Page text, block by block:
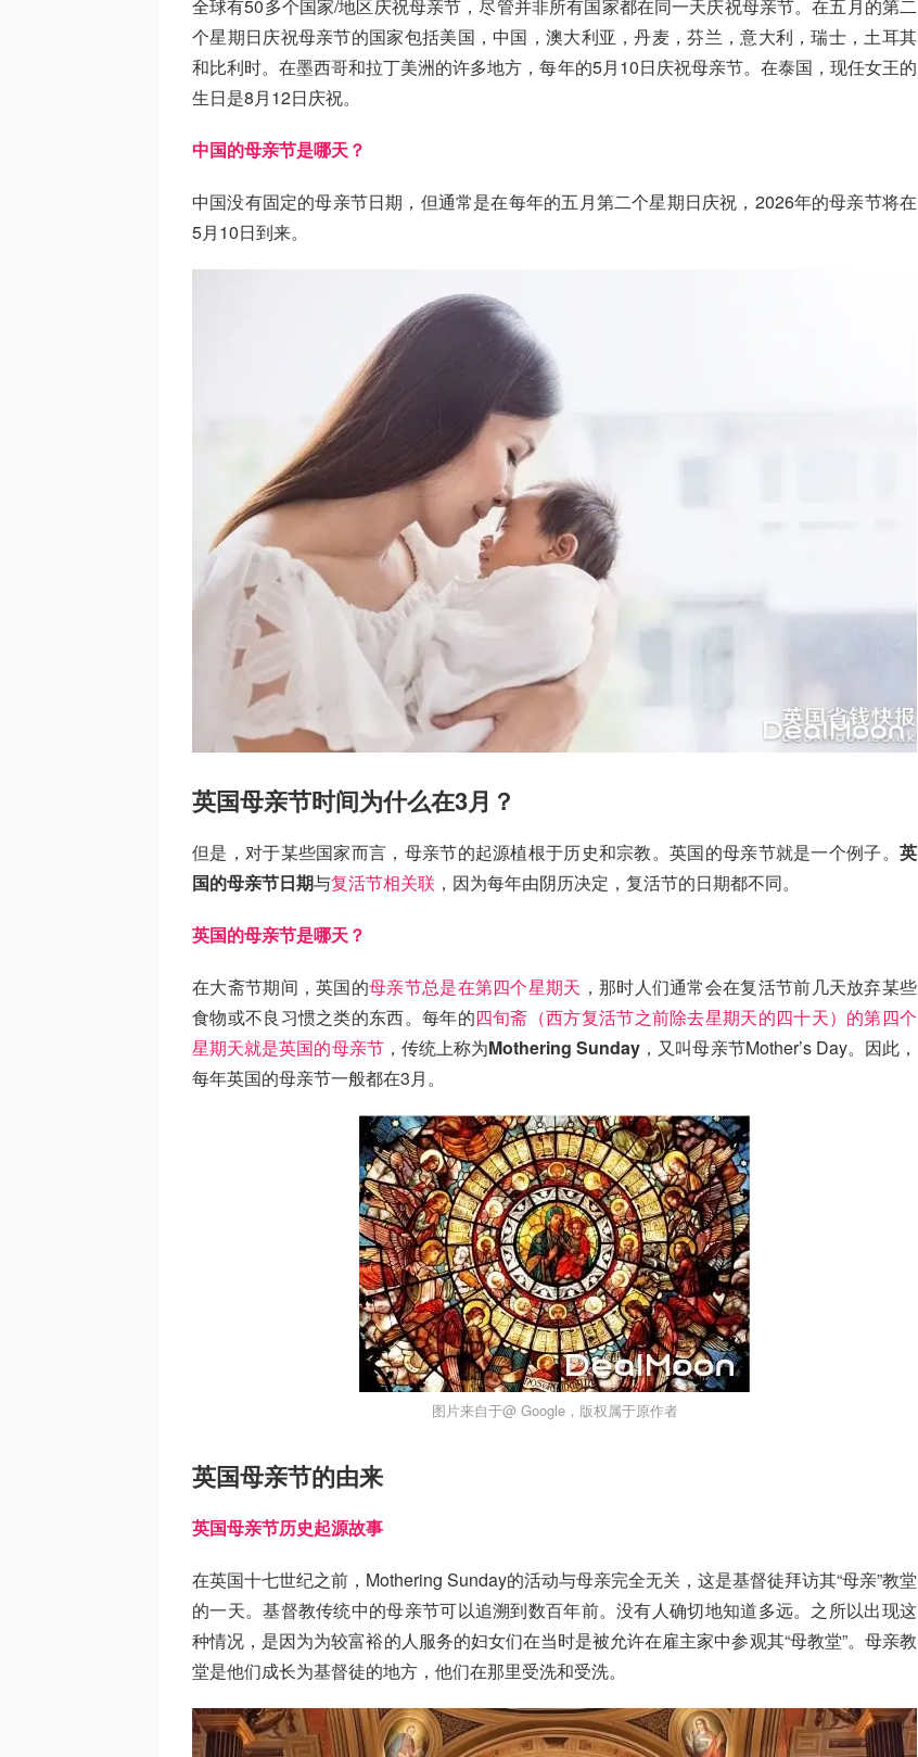
全球有50多个国家/地区庆祝母亲节，尽管并非所有国家都在同一天庆祝母亲节。在五月的第二
个星期日庆祝母亲节的国家包括美国，中国，澳大利亚，丹麦，芬兰，意大利，瑞士，土耳其
和比利时。在墨西哥和拉丁美洲的许多地方，每年的5月10日庆祝母亲节。在泰国，现任女王的
生日是8月12日庆祝。
中国的母亲节是哪天？
中国没有固定的母亲节日期，但通常是在每年的五月第二个星期日庆祝，2026年的母亲节将在
5月10日到来。
英国母亲节时间为什么在3月？
但是，对于某些国家而言，母亲节的起源植根于历史和宗教。英国的母亲节就是一个例子。 英
国的母亲节日期与复活节相关联 ，因为每年由阴历决定，复活节的日期都不同。
英国的母亲节是哪天？
在大斋节期间，英国的母亲节总是在第四个星期天 ，那时人们通常会在复活节前几天放弃某些
食物或不良习惯之类的东西。每年的四旬斋（西方复活节之前除去星期天的四十天）的第四个
星期天就是英国的母亲节，传统上称为Mothering Sunday ，又叫母亲节Mother’s Day。因此，
每年英国的母亲节一般都在3月。
图片来自于@ Google，版权属于原作者
英国母亲节的由来
英国母亲节历史起源故事
在英国十七世纪之前，Mothering Sunday的活动与母亲完全无关，这是基督徒拜访其“母亲”教堂
的一天。基督教传统中的母亲节可以追溯到数百年前。没有人确切地知道多远。之所以出现这
种情况，是因为为较富裕的人服务的妇女们在当时是被允许在雇主家中参观其“母教堂”。母亲教
堂是他们成长为基督徒的地方，他们在那里受洗和受洗。